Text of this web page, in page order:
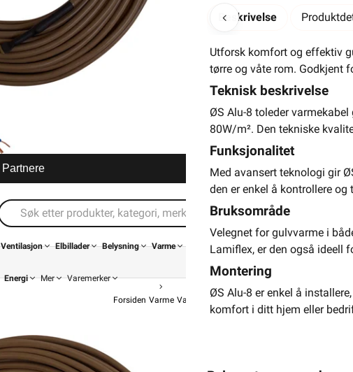
Partnere
Ventilasjon Elbillader Belysning Varme
Energi Mer Varemerker
Forsiden Varme Varmekabel 2-Leder Varmekabel 8W ØS
ØS
Beskrivelse
Utforsk komfort og effektiv
tørre og våte rom. Godkjent
Teknisk beskrivelse
ØS Alu-8 toleder
80W/m². Den tekniske
Funksjonalitet
Med avansert teknologi gir
den er enkel å kontrollere og
Bruksområde
Velegnet for gulvvarme i
Lamiflex, er den også ideell
Montering
ØS Alu-8 er enkel å
komfort i ditt hjem eller